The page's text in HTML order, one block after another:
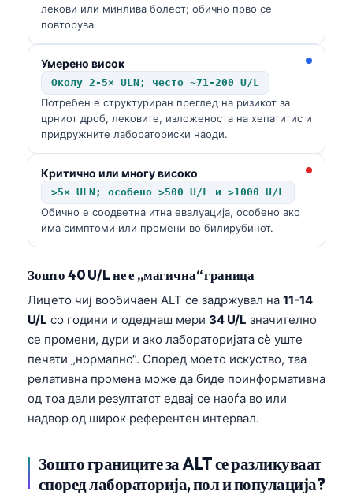
лекови или минлива болест; обично прво се
повторува.
Умерено висок
Околу 2-5× ULN; често ~71-200 U/L
Потребен е структуриран преглед на ризикот за
црниот дроб, лековите, изложеноста на хепатитис и
придружните лабораториски наоди.
Критично или многу високо
>5× ULN; особено >500 U/L и >1000 U/L
Обично е соодветна итна евалуација, особено ако
има симптоми или промени во билирубинот.
Зошто 40 U/L не е „магична“ граница
Лицето чиј вообичаен ALT се задржувал на 11-14
U/L со години и одеднаш мери 34 U/L значително
се промени, дури и ако лабораторијата сè уште
печати „нормално“. Според моето искуство, таа
релативна промена може да биде поинформативна
од тоа дали резултатот едвај се наоѓа во или
надвор од широк референтен интервал.
Зошто границите за ALT се разликуваат
според лабораторија, пол и популација?